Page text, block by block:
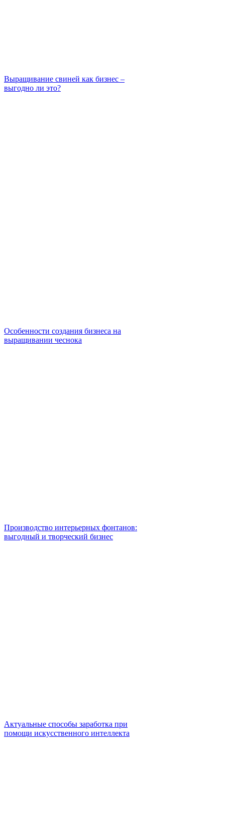
Выращивание свиней как бизнес –
выгодно ли это?
Особенности создания бизнеса на
выращивании чеснока
Производство интерьерных фонтанов:
выгодный и творческий бизнес
Актуальные способы заработка при
помощи искусственного интеллекта